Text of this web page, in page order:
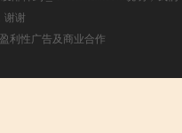
谢谢
利性广告及商业合作